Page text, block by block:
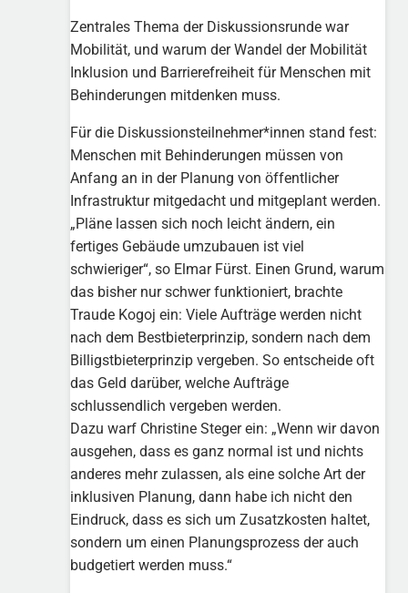
Zentrales Thema der Diskussionsrunde war
Mobilität, und warum der Wandel der Mobilität
Inklusion und Barrierefreiheit für Menschen mit
Behinderungen mitdenken muss.
Für die Diskussionsteilnehmer*innen stand fest:
Menschen mit Behinderungen müssen von
Anfang an in der Planung von öffentlicher
Infrastruktur mitgedacht und mitgeplant werden.
„Pläne lassen sich noch leicht ändern, ein
fertiges Gebäude umzubauen ist viel
schwieriger“, so Elmar Fürst. Einen Grund, warum
das bisher nur schwer funktioniert, brachte
Traude Kogoj ein: Viele Aufträge werden nicht
nach dem Bestbieterprinzip, sondern nach dem
Billigstbieterprinzip vergeben. So entscheide oft
das Geld darüber, welche Aufträge
schlussendlich vergeben werden.
Dazu warf Christine Steger ein: „Wenn wir davon
ausgehen, dass es ganz normal ist und nichts
anderes mehr zulassen, als eine solche Art der
inklusiven Planung, dann habe ich nicht den
Eindruck, dass es sich um Zusatzkosten haltet,
sondern um einen Planungsprozess der auch
budgetiert werden muss.“